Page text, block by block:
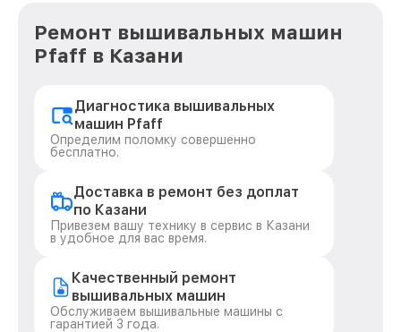
Ремонт вышивальных машин
Pfaff в Казани
Диагностика вышивальных
машин Pfaff
Определим поломку совершенно
бесплатно.
Доставка в ремонт без доплат
по Казани
Привезем вашу технику в сервис в Казани
в удобное для вас время.
Качественный ремонт
вышивальных машин
Обслуживаем вышивальные машины с
гарантией 3 года.